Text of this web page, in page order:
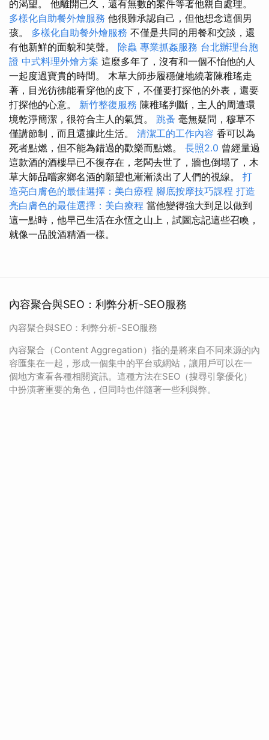
的渴望。 他離開已久，還有無數的案件等著他親自處理。
多樣化自助餐外燴服務 他很難承認自己，但他想念這個男
孩。 多樣化自助餐外燴服務 不僅是共同的用餐和交談，還
有他新鮮的面貌和笑聲。 除蟲 專業抓姦服務 台北辦理台胞
證 中式料理外燴方案 這麼多年了，沒有和一個不怕他的人
一起度過寶貴的時間。 木草大師步履穩健地繞著陳稚瑤走
著，目光彷彿能看穿他的皮下，不僅要打探他的外表，還要
打探他的心意。 新竹整復服務 陳稚瑤判斷，主人的周遭環
境乾淨簡潔，很符合主人的氣質。 跳蚤 毫無疑問，穆草不
僅講節制，而且還據此生活。 清潔工的工作內容 香可以為
死者點燃，但不能為錯過的歡樂而點燃。 長照2.0 曾經量過
這款酒的酒樓早已不復存在，老闆去世了，牆也倒塌了，木
草大師品嚐家鄉名酒的願望也漸漸淡出了人們的視線。 打
造亮白膚色的最佳選擇：美白療程 腳底按摩技巧課程 打造
亮白膚色的最佳選擇：美白療程 當他變得強大到足以做到
這一點時，他早已生活在永恆之山上，試圖忘記這些召喚，
就像一品脫酒精酒一樣。
內容聚合與SEO：利弊分析-SEO服務
內容聚合與SEO：利弊分析-SEO服務
內容聚合（Content Aggregation）指的是將來自不同來源的內
容匯集在一起，形成一個集中的平台或網站，讓用戶可以在一
個地方查看各種相關資訊。這種方法在SEO（搜尋引擎優化）
中扮演著重要的角色，但同時也伴隨著一些利與弊。